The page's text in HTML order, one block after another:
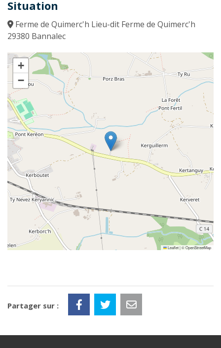
Situation
Ferme de Quimerc'h Lieu-dit Ferme de Quimerc'h
29380 Bannalec
+
−
Leaflet|©OpenStreetMap
Partager sur :